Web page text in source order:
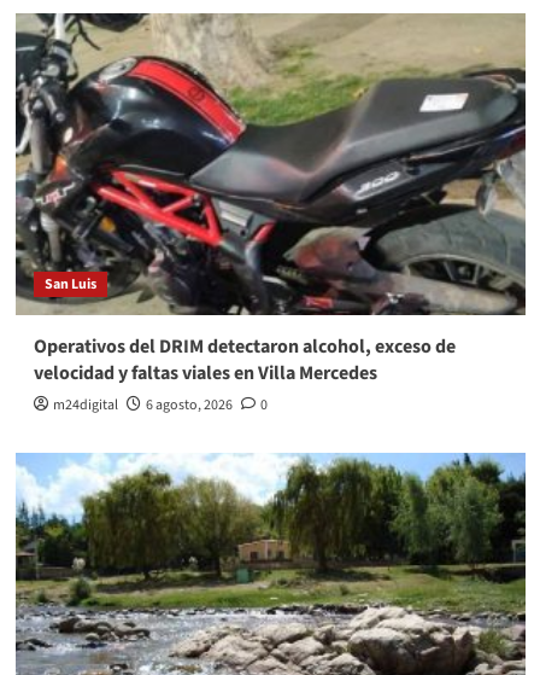
San Luis
Operativos del DRIM detectaron alcohol, exceso de
velocidad y faltas viales en Villa Mercedes
m24digital 6 agosto, 2026 0